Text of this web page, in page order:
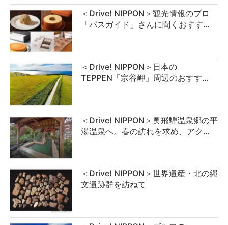
＜Drive! NIPPON＞観光情報のプロ
「バスガイド」さんに聞くおすす…
＜Drive! NIPPON＞日本の
TEPPEN「宗谷岬」周辺のおすす…
＜Drive! NIPPON＞奥飛騨温泉郷の平
湯温泉へ。春の訪れを求め、アク…
＜Drive! NIPPON＞世界遺産・北の縄
文遺跡群を訪ねて